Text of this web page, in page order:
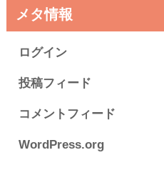
メタ情報
ログイン
投稿フィード
コメントフィード
WordPress.org